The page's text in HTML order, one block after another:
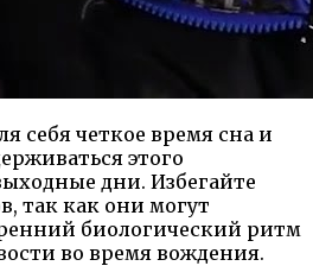
себя четкое время сна и
этого
дни. Избегайте
так как они могут
биологический ритм
во время вождения.